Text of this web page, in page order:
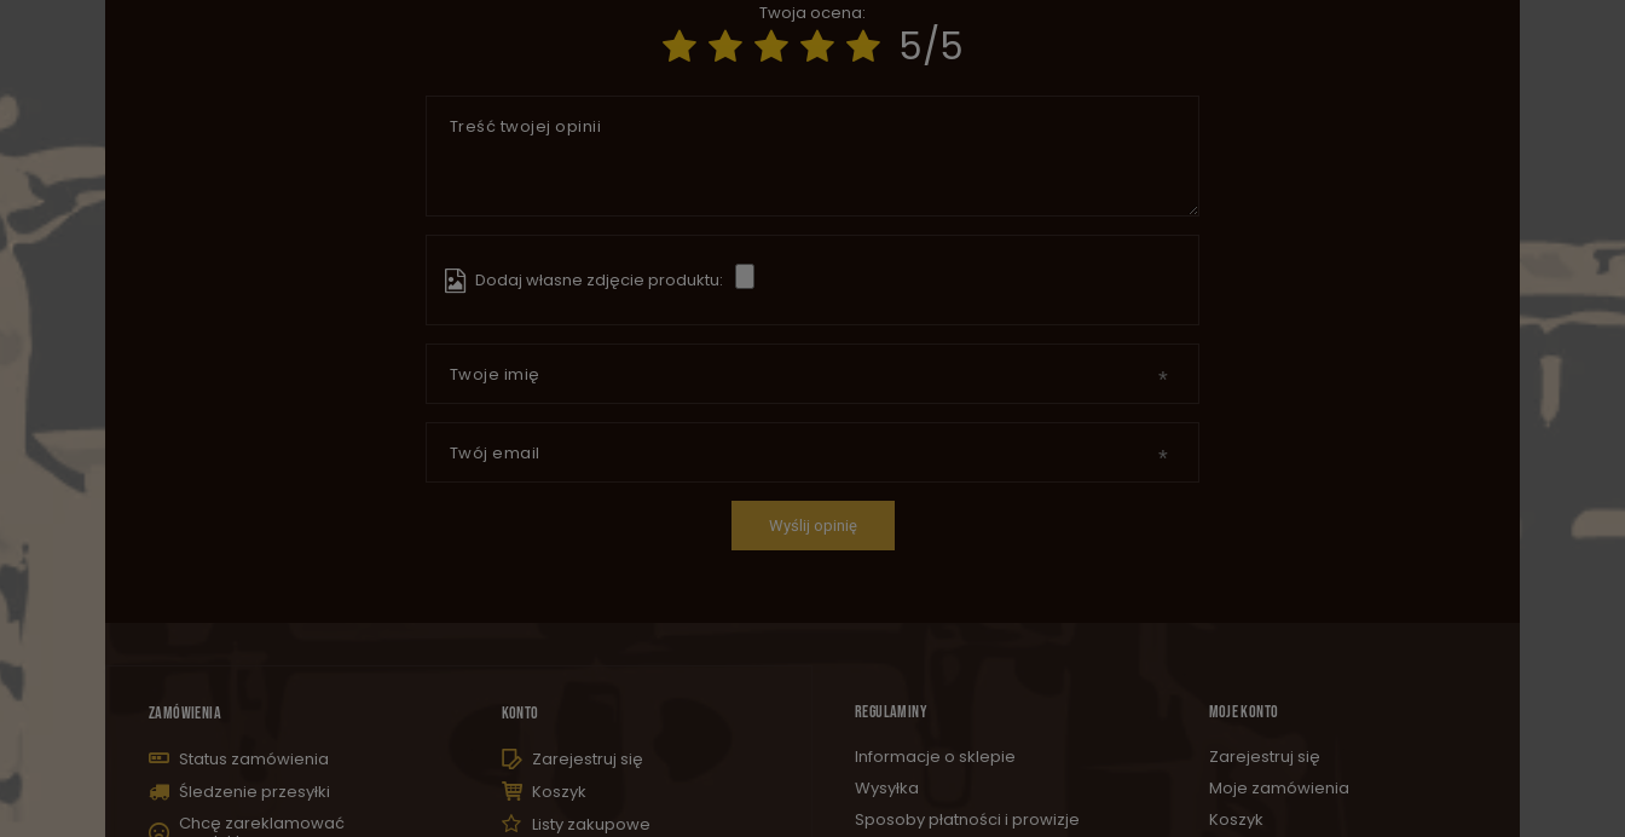
Twoja ocena:
5/5
Treść twojej opinii
Dodaj własne zdjęcie produktu:
Twoje imię
Twój email
Wyślij opinię
ZAMÓWIENIA
Status zamówienia
Śledzenie przesyłki
Chcę zareklamować
KONTO
Zarejestruj się
Koszyk
Listy zakupowe
REGULAMINY
Informacje o sklepie
Wysyłka
Sposoby płatności i prowizje
MOJE KONTO
Zarejestruj się
Moje zamówienia
Koszyk